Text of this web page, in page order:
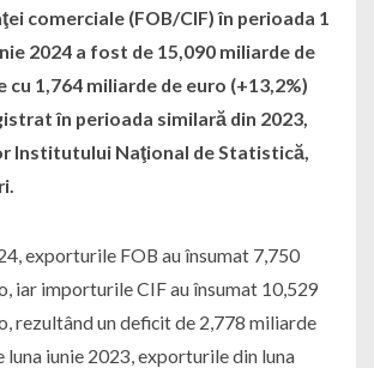
comerciale (FOB/CIF) în perioada 1
2024 a fost de 15,090 miliarde de
cu 1,764 miliarde de euro (+13,2%)
în perioada similară din 2023,
Institutului Naţional de Statistică,
exporturile FOB au însumat 7,750
iar importurile CIF au însumat 10,529
rezultând un deficit de 2,778 miliarde
luna iunie 2023, exporturile din luna